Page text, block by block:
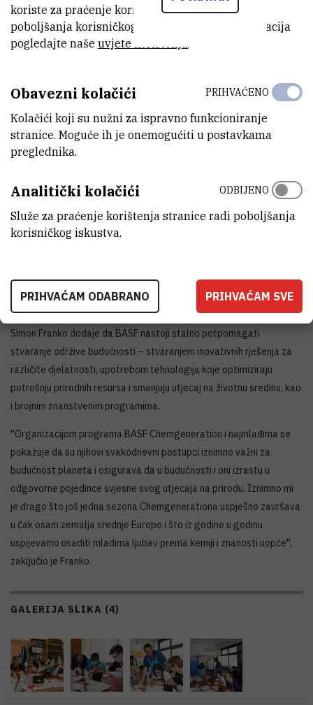
''Danas smo radili svakakve eksperimente, primjerice naučili smo
kako reciklirati papir i filtrirati vodu. Najbolji dio mi je bio kad smo
radili vlastiti reciklirani papir od papira i drugih različitih tvari.
biti doma ispred televizije,'' izjavila je Eliza Dragčević, učenica
Simon Franko dodaje da BASF nastoji stalno potpomagati
stvaranje održive budućnosti – stvaranjem inovativnih rješenja za
različite djelatnosti, upotrebom tehnologija koje optimiziraju
potrošnju prirodnih resursa i smanjuju utjecaj na životnu sredinu, kao
i brojnim znanstvenim programima.
''Organizacijom programa BASF Chemgeneration i najmlađima se
pokazuje da su njihovi svakodnevni postupci iznimno važni za
budućnost planeta i osigurava da u budućnosti i oni izrastu u
odgovorne pojedince svjesne svog utjecaja na prirodu. Iznimno mi
je drago što još jedna sezona Chemgenerationa uspješno završava
u čak osam zemalja srednje Europe i što iz godine u godinu
uspijevamo usaditi mladima ljubav prema kemiji i znanosti uopće'',
zaključio je Franko.
GALERIJA SLIKA (4)
koriste za praćenje korištenja stranice radi
poboljšanja korisničkog iskustva. Za više informacija
pogledajte naše uvjete korištenja
Obavezni kolačići
Kolačići koji su nužni za ispravno funkcioniranje
stranice. Moguće ih je onemogućiti u postavkama
preglednika.
PRIHVAĆENO
Analitički kolačići
Služe za praćenje korištenja stranice radi poboljšanja
korisničkog iskustva.
ODBIJENO
PRIHVAĆAM ODABRANO PRIHVAĆAM SVE